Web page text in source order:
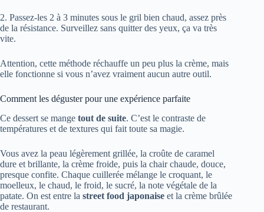
2. Passez-les 2 à 3 minutes sous le gril bien chaud, assez près
de la résistance. Surveillez sans quitter des yeux, ça va très
vite.
Attention, cette méthode réchauffe un peu plus la crème, mais
elle fonctionne si vous n’avez vraiment aucun autre outil.
Comment les déguster pour une expérience parfaite
Ce dessert se mange tout de suite. C’est le contraste de
températures et de textures qui fait toute sa magie.
Vous avez la peau légèrement grillée, la croûte de caramel
dure et brillante, la crème froide, puis la chair chaude, douce,
presque confite. Chaque cuillerée mélange le croquant, le
moelleux, le chaud, le froid, le sucré, la note végétale de la
patate. On est entre la street food japonaise et la crème brûlée
de restaurant.